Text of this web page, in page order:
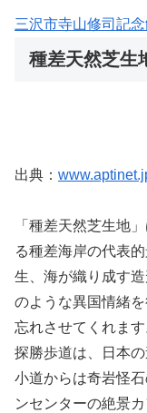
三沢市寺山修司記
種差天然芝生
出典：
「種差天然芝生地
る種差海岸の代表
生、海が織り成す
のような異国情緒
忘れさせてくれま
探勝歩道は、日本
小道からは奇岩怪
ンセンターの絶景